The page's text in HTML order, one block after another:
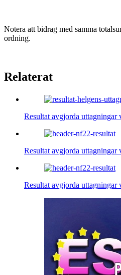
Notera att bidrag med samma
ordning.
Relaterat
Resultat avgjorda uttagningar
Resultat avgjorda uttagningar
Resultat avgjorda uttagningar